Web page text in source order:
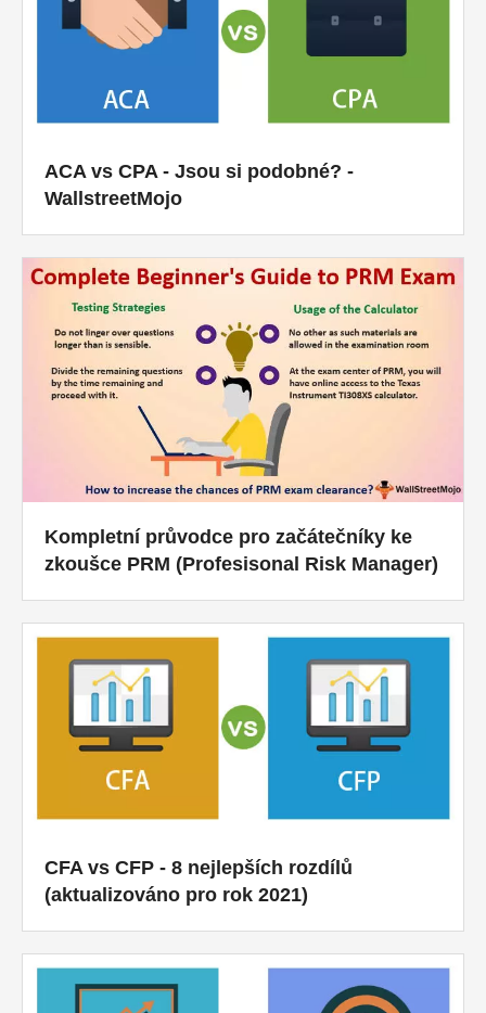
ACA vs CPA - Jsou si podobné? -
WallstreetMojo
Kompletní průvodce pro začátečníky ke
zkoušce PRM (Profesisonal Risk Manager)
CFA vs CFP - 8 nejlepších rozdílů
(aktualizováno pro rok 2021)